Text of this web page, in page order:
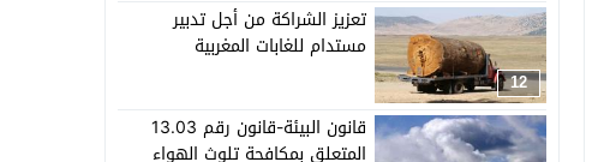
12
تعزيز الشراكة من أجل تدبير
مستدام للغابات المغربية
قانون البيئة-قانون رقم 13.03
المتعلق بمكافحة تلوث الهواء